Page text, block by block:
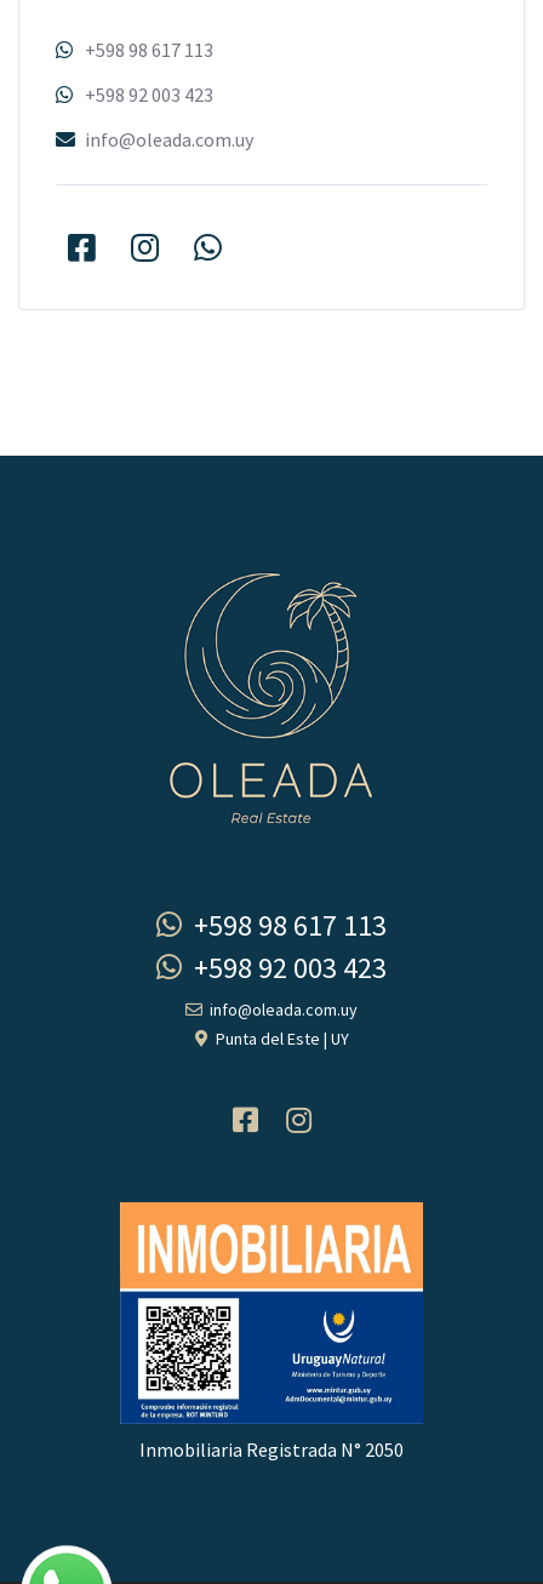
+598 98 617 113
+598 92 003 423
info@oleada.com.uy
+598 98 617 113
+598 92 003 423
info@oleada.com.uy
Punta del Este | UY
Inmobiliaria Registrada N° 2050